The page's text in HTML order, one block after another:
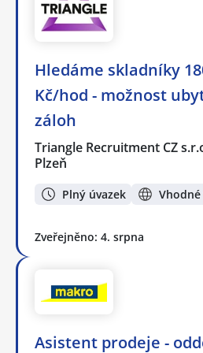
Hledáme skladníky
Kč/hod - možnost
záloh
Triangle Recruitment CZ
Plzeň
Plný úvazek
Zveřejněno: 4. srpna
Asistent prodeje -